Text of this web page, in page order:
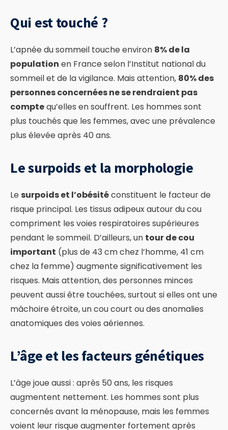
Qui est touché ?
L’apnée du sommeil touche environ 8% de la
population en France selon l’Institut national du
sommeil et de la vigilance. Mais attention, 80% des
personnes concernées ne se rendraient pas
comptequ’elles en souffrent. Les hommes sont
plus touchés que les femmes, avec une prévalence
plus élevée après 40 ans.
Le surpoids et la morphologie
Le surpoids et l’obésitéconstituent le facteur de
risque principal. Les tissus adipeux autour du cou
compriment les voies respiratoires supérieures
pendant le sommeil. D’ailleurs, un tour de cou
important (plus de 43 cm chez l’homme, 41 cm
chez la femme) augmente significativement les
risques. Mais attention, des personnes minces
peuvent aussi être touchées, surtout si elles ont une
mâchoire étroite, un cou court ou des anomalies
anatomiques des voies aériennes.
L’âge et les facteurs génétiques
L’âge joue aussi : après 50 ans, les risques
augmentent nettement. Les hommes sont plus
concernés avant la ménopause, mais les femmes
voient leur risque augmenter fortement après